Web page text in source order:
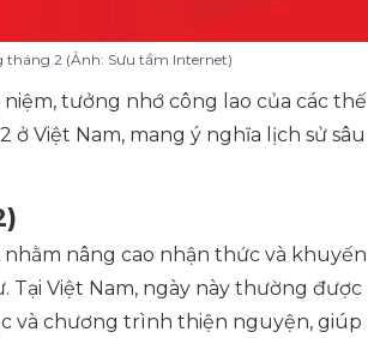
2 (Ảnh: Sưu tầm Internet)
tưởng nhớ công lao của các thế
Việt Nam, mang ý nghĩa lịch sử sâu
nâng cao nhận thức và khuyến
Việt Nam, ngày này thường được
và chương trình thiện nguyện, giúp